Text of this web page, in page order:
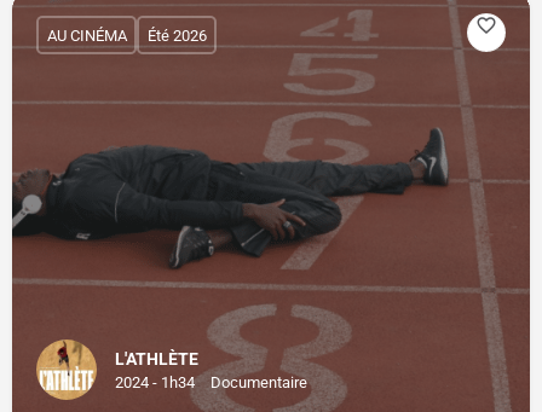
L'ATHLÈTE
2024 - 1h34 Documentaire
AU CINÉMA Été 2026